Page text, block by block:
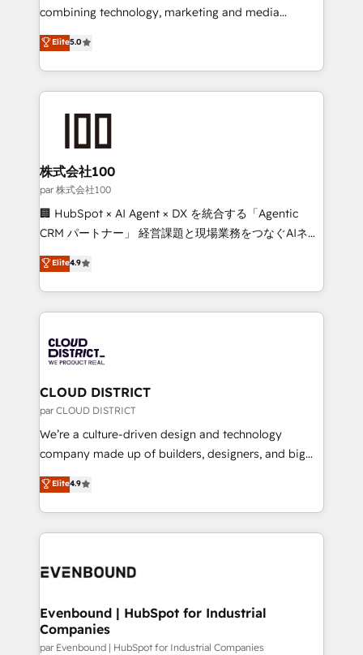
infrastructure—let’s talk.
combining technology, marketing and media
expertise across Latin America and Southern
Europe, with teams across 7 countries. Born in Chile,
we combine local insight with international reach to
help businesses grow through technology, creativity,
end solutions that integrate CRM, AI automation,
inbound and loop marketing, content, and digital
creativity. Our multicultural team works in Spanish,
Portuguese, and English to design scalable strategies
that drive measurable growth. 🌎 Highlights: • 10+
Platform Migration Excellence. • Top 3 Partner of the
Year LATAM 2022, 2023, 2024, 2025. • Partner of the
business with HubSpot? Let Cebra’s experts help
you grow faster, smarter, and with impact.
Elite5.0
株式会社100
par 株式会社100
🏢 HubSpot × AI Agent × DX を統合する「Agentic
CRM パートナー」 経営課題と現場業務をつなぐAIネイ
ティブ・エージェンシーとして、HubSpot Eliteの実装
力で顧客フロント業務を再設計します。 💡 100inc は何
をする会社か？ HubSpotを共通基盤に、AIエージェン
トを組み込んだ顧客フロント業務（マーケティング・営
ィブ・エージェンシーです。事業部・グループ会社・部
門が分立する組織で、データと業務プロセスのサイロ化
を、CRMを軸とした全社共通基盤に再構築します。意
思決定者・PMO・現場担当者に並走します。 1️⃣
HubSpot導入・活用支援 顧客データの一元化から、
GTMの見える化・自動化まで。全Hub統合運用、デー
2️⃣ AIエージェント組織構築 営業・マーケティング業務
の一部をAIが自律実行する組織への移行を設計・実装。
DX × AI推進のPMO伴走支援 複数部門をまたぐDX×AI変
の統合・浸透・変革管理を実行します。 ▸ CMS戦略設
計・構築：リード獲得・CVR・SEOを前提にした情報設
Elite4.9
CLOUD DISTRICT
par CLOUD DISTRICT
We’re a culture-driven design and technology
company made up of builders, designers, and big
thinkers. We blend strategy, design, and
development—always fueled by curiosity—to turn
ideas, opportunities, and challenges into meaningful
experiences. To us, technology is more than just
and—most importantly—simple. That’s why we lean
products and strategies that actually make a
difference.
Elite4.9
Evenbound | HubSpot for Industrial
Companies
par Evenbound | HubSpot for Industrial Companies